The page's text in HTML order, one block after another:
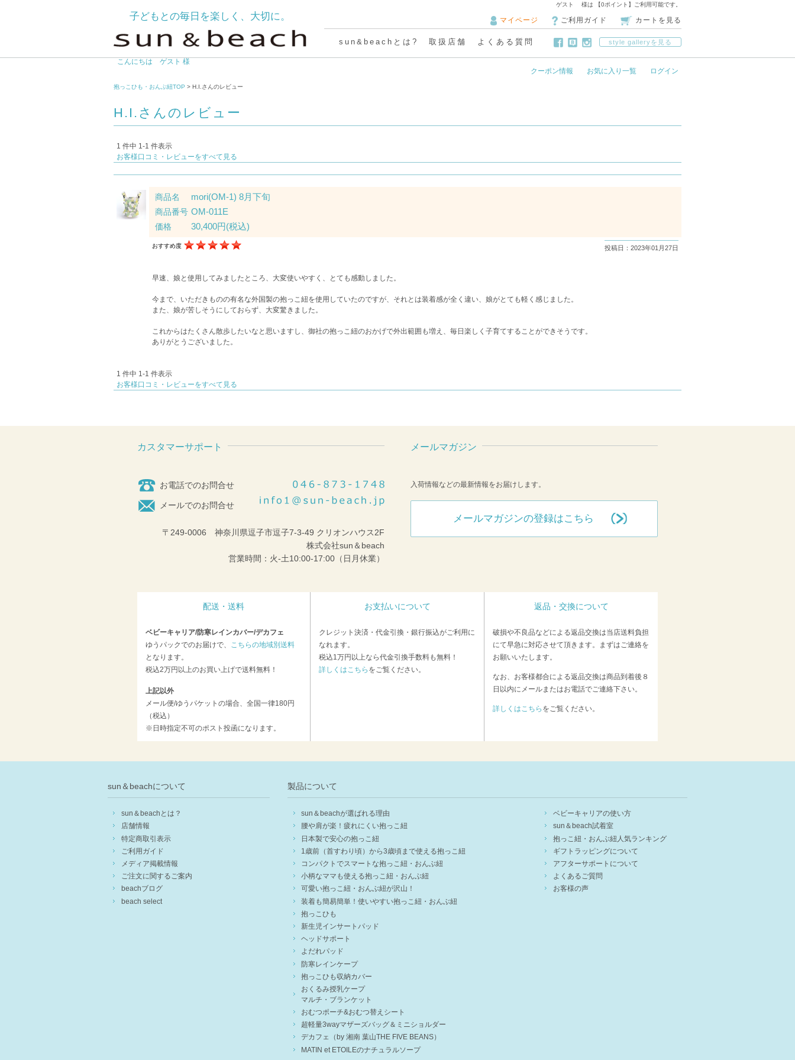
子どもとの毎日を楽しく、大切に。
ゲスト 様は 【0ポイント】ご利用可能です。
マイページ ご利用ガイド カートを見る
sun&beachとは? 取扱店舗 よくある質問 style galleryを見る
こんにちは ゲスト 様
クーポン情報
お気に入り一覧 ログイン
抱っこひも・おんぶ紐TOP > H.I.さんのレビュー
H.I.さんのレビュー
1 件中 1-1 件表示
お客様口コミ・レビューをすべて見る
商品名 mori(OM-1) 8月下旬
商品番号 OM-011E
価格 30,400円(税込)
投稿日：2023年01月27日
おすすめ度
早速、娘と使用してみましたところ、大変使いやすく、とても感動しました。
今まで、いただきものの有名な外国製の抱っこ紐を使用していたのですが、それとは装着感が全く違い、娘がとても軽く感じました。
また、娘が苦しそうにしておらず、大変驚きました。
これからはたくさん散歩したいなと思いますし、御社の抱っこ紐のおかげで外出範囲も増え、毎日楽しく子育てすることができそうです。
ありがとうございました。
1 件中 1-1 件表示
お客様口コミ・レビューをすべて見る
カスタマーサポート
お電話でのお問合せ
メールでのお問合せ
〒249-0006 神奈川県逗子市逗子7-3-49 クリオンハウス2F
株式会社sun＆beach
営業時間：火-土10:00-17:00（日月休業）
メールマガジン
入荷情報などの最新情報をお届けします。
メールマガジンの登録はこちら
配送・送料
ベビーキャリア/防寒レインカバー/デカフェ
ゆうパックでのお届けで、
こちらの地域別送料
となります。
税込2万円以上のお買い上げで送料無料！
上記以外
メール便/ゆうパケットの場合、全国一律180円
（税込）
※日時指定不可のポスト投函になります。
お支払いについて
クレジット決済・代金引換・銀行振込がご利用に
なれます。
税込1万円以上なら代金引換手数料も無料！
詳しくはこちら をご覧ください。
返品・交換について
破損や不良品などによる返品交換は当店送料負担
にて早急に対応させて頂きます。まずはご連絡を
お願いいたします。
なお、お客様都合による返品交換は商品到着後８
日以内にメールまたはお電話でご連絡下さい。
詳しくはこちら をご覧ください。
sun＆beachについて
sun＆beachとは？
店舗情報
特定商取引表示
ご利用ガイド
メディア掲載情報
ご注文に関するご案内
beachブログ
beach select
製品について
sun＆beachが選ばれる理由
腰や肩が楽！疲れにくい抱っこ紐
日本製で安心の抱っこ紐
1歳前（首すわり頃）から3歳頃まで使える抱っこ紐
コンパクトでスマートな抱っこ紐・おんぶ紐
小柄なママも使える抱っこ紐・おんぶ紐
可愛い抱っこ紐・おんぶ紐が沢山！
装着も簡易簡単！使いやすい抱っこ紐・おんぶ紐
抱っこひも
新生児インサートパッド
ヘッドサポート
よだれパッド
防寒レインケープ
抱っこひも収納カバー
おくるみ授乳ケープ
マルチ・ブランケット
おむつポーチ&おむつ替えシート
超軽量3wayマザーズバッグ＆ミニショルダー
デカフェ（by 湘南 葉山THE FIVE BEANS）
MATIN et ETOILEのナチュラルソープ
ベビーキャリアの使い方
sun＆beach試着室
抱っこ紐・おんぶ紐人気ランキング
ギフトラッピングについて
アフターサポートについて
よくあるご質問
お客様の声